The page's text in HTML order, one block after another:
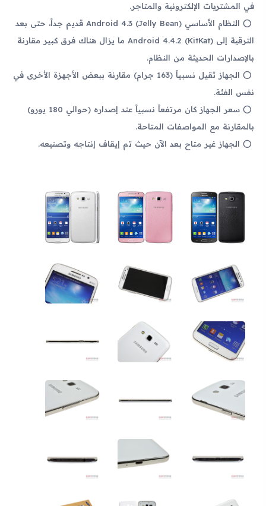
في المشتريات الإلكترونية والمتاجر.
النظام الأساسي Android 4.3 (Jelly Bean) قديم جداً، حتى بعد
الترقية إلى Android 4.4.2 (KitKat) ما يزال هناك فرق كبير مقارنة
بالإصدارات الحديثة من النظام.
الجهاز ثقيل نسبياً (163 جرام) مقارنة ببعض الأجهزة الأخرى في
نفس الفئة.
سعر الجهاز كان مرتفعاً نسبياً عند إصداره (حوالي 180 يورو)
بالمقارنة مع المواصفات المتاحة.
الجهاز غير متاح بعد الآن حيث تم إيقاف إنتاجه وتصنيعه.